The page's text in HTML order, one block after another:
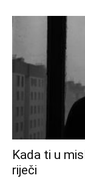
Kada ti u
riječi